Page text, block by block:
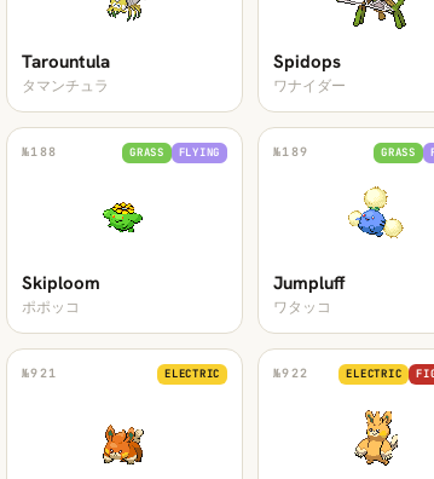
Tarountula
タマンチュラ
Spidops
ワナイダー
№188 GRASS FLYING
Skiploom
ポポッコ
№189 GRASS
Jumpluff
ワタッコ
№921 ELECTRIC №922 ELECTRIC